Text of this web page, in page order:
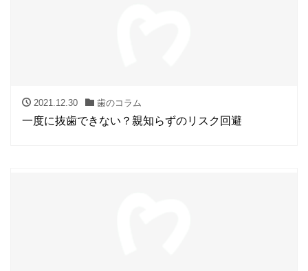
2021.12.30 歯のコラム
一度に抜歯できない？親知らずのリスク回避